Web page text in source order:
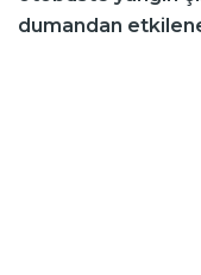
dumandan